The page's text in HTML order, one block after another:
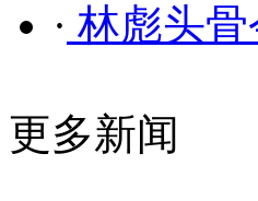
· 林彪头
更多新闻